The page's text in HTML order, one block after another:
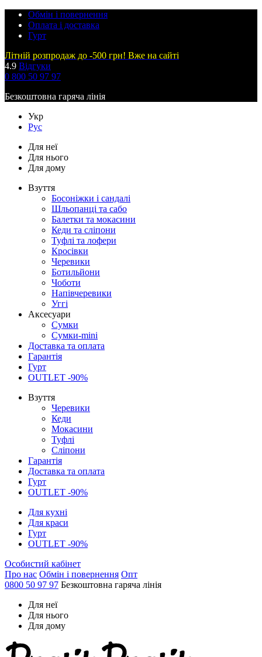
Обмін і повернення
Оплата і доставка
Гурт
Літній розпродаж до -500 грн! Вже на сайті
4.9 Відгуки
0 800 50 97 97
Безкоштовна гаряча лінія
Укр
Рус
Для неї
Для нього
Для дому
Взуття
Босоніжки і сандалі
Шльопанці та сабо
Балетки та мокасини
Кеди та сліпони
Туфлі та лофери
Кросівки
Черевики
Ботильйони
Чоботи
Напівчеревики
Уггі
Аксесуари
Сумки
Сумки-mini
Доставка та оплата
Гарантія
Гурт
OUTLET -90%
Взуття
Черевики
Кеди
Мокасини
Туфлі
Сліпони
Гарантія
Доставка та оплата
Гурт
OUTLET -90%
Для кухні
Для краси
Гурт
OUTLET -90%
Особистий кабінет
Про нас Обмін і повернення Опт
0800 50 97 97 Безкоштовна гаряча лінія
Для неї
Для нього
Для дому